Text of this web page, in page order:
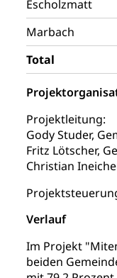
Escholzmatt
Marbach
Total
Projektleitung:
Gody Studer,
Fritz Lötscher,
Christian
Verlauf
Im Projekt
beiden
sichere
Trinkwasser
Prävention
Soziale
Kranken-
Soziales und
Sucht und
Fachstelle